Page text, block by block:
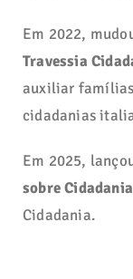
Em 2022,
Travessia
auxiliar
cidadanias
Em 2025,
sobre
Cidadania.